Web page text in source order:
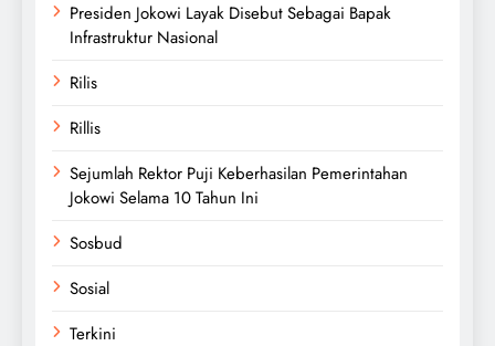
Presiden Jokowi Layak Disebut Sebagai Bapak
Infrastruktur Nasional
Rilis
Rillis
Sejumlah Rektor Puji Keberhasilan Pemerintahan
Jokowi Selama 10 Tahun Ini
Sosbud
Sosial
Terkini